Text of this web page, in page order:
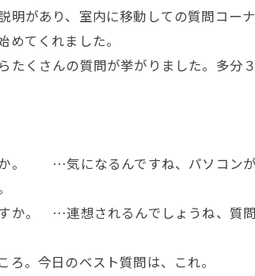
があり、室内に移動しての質問コー
てくれました。
くさんの質問が挙がりました。多分
か。 …気になるんですね、パソコンが
か。 …連想されるんでしょうね、質問
。今日のベスト質問は、これ。